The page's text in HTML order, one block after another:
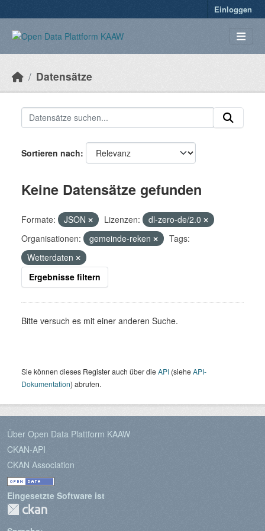
Einloggen
Datensätze
Sortieren nach
Keine Datensätze gefunden
Formate: JSON Lizenzen:
dl-zero-de/2.0
Organisationen:
gemeinde-reken
Tags:
Wetterdaten
Ergebnisse filtern
Bitte versuch es mit einer anderen Suche.
Sie können dieses Register auch über dieAPI (sieheAPI-
Dokumentation) abrufen.
Über Open Data Plattform KAAW
CKAN-API
CKAN Association
Eingesetzte Software ist